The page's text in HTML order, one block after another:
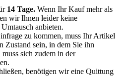
14 Tage. Wenn Ihr Kauf mehr als
wir Ihnen leider keine
anbieten.
zu kommen, muss Ihr Artikel
Zustand sein, in dem Sie ihn
sich zudem in der
benötigen wir eine Quittung